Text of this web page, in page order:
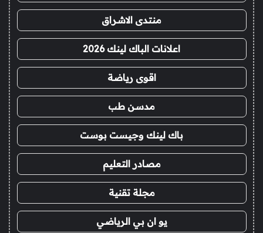
منتدى الاشراق
اعلانات الباك لينك 2026
اقوى رياضة
مدسن طب
باك لينك وجيست بوست
مصادر التعليم
مجلة تقنية
يو ان بي الرياضي